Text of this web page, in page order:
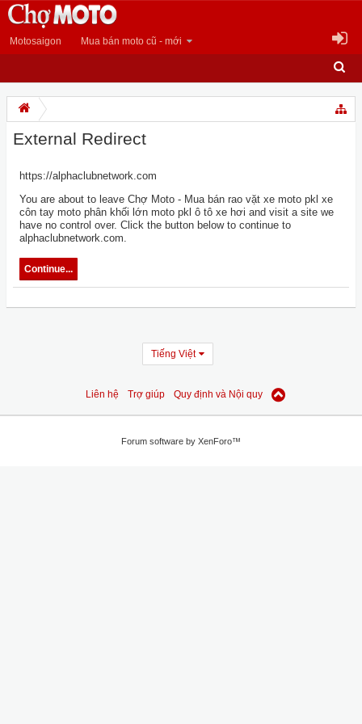
Motosaigon Mua bán moto cũ - mới
External Redirect
https://alphaclubnetwork.com
You are about to leave Chợ Moto - Mua bán rao vặt xe moto pkl xe
côn tay moto phân khối lớn moto pkl ô tô xe hơi and visit a site we
have no control over. Click the button below to continue to
alphaclubnetwork.com.
Continue...
Tiếng Việt
Liên hệ Trợ giúp Quy định và Nội quy
Forum software by XenForo™